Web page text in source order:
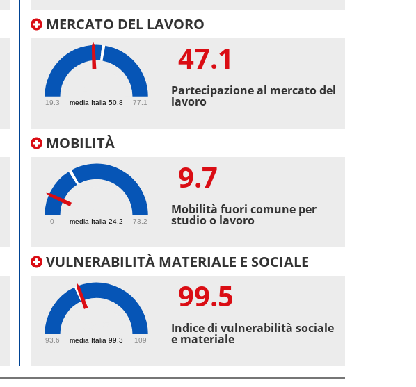
MERCATO DEL LAVORO
media Italia 50.8
19.3 77.1
47.1
Partecipazione al mercato del
lavoro
MOBILITÀ
media Italia 24.2
0 73.2
9.7
Mobilità fuori comune per
studio o lavoro
VULNERABILITÀ MATERIALE E SOCIALE
media Italia 99.3
93.6 109
99.5
Indice di vulnerabilità sociale
e materiale